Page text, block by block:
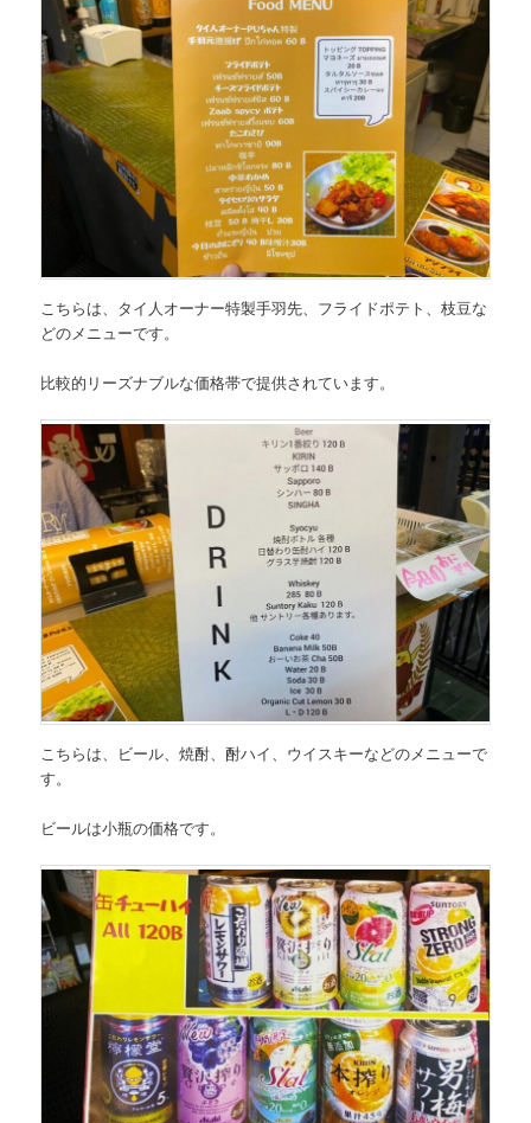
こちらは、 タイ人オーナー特製手羽先、フライドポテト、枝豆な
どのメニューです。
比較的リーズナブルな価格帯で提供されています。
こちらは、 ビール、焼酎、酎ハイ、ウイスキーなどのメニューで
す。
ビールは小瓶の価格です。